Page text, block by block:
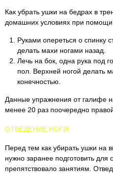
Как убрать ушки на бедрах в
домашних условиях при
Руками опереться о спинку
делать махи ногами назад.
Лечь на бок, одна рука под
пол. Верхней ногой делать
конечностью.
Данные упражнения от галифе
менее 20 раз поочередно
ОТВЕДЕНИЕ НОГИ
Перед тем как убирать ушки на
нужно заранее подготовить для
препятствовало занятиям.